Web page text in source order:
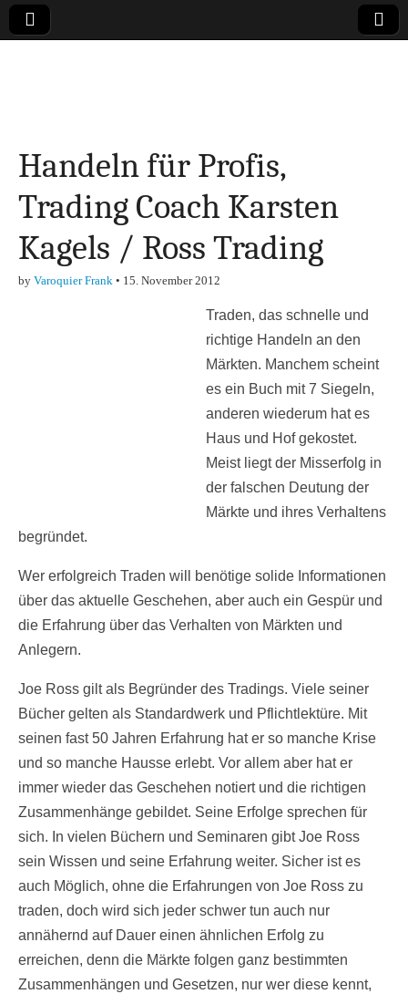
Finanzen,
Marketing-, Vertrieb-
& Investment-Tipps
Handeln für Profis,
Trading Coach Karsten
Kagels / Ross Trading
by Varoquier Frank • 15. November 2012
Traden, das schnelle und
richtige Handeln an den
Märkten. Manchem scheint
es ein Buch mit 7 Siegeln,
anderen wiederum hat es
Haus und Hof gekostet.
Meist liegt der Misserfolg in
der falschen Deutung der
Märkte und ihres Verhaltens
begründet.
Wer erfolgreich Traden will benötige solide Informationen
über das aktuelle Geschehen, aber auch ein Gespür und
die Erfahrung über das Verhalten von Märkten und
Anlegern.
Joe Ross gilt als Begründer des Tradings. Viele seiner
Bücher gelten als Standardwerk und Pflichtlektüre. Mit
seinen fast 50 Jahren Erfahrung hat er so manche Krise
und so manche Hausse erlebt. Vor allem aber hat er
immer wieder das Geschehen notiert und die richtigen
Zusammenhänge gebildet. Seine Erfolge sprechen für
sich. In vielen Büchern und Seminaren gibt Joe Ross
sein Wissen und seine Erfahrung weiter. Sicher ist es
auch Möglich, ohne die Erfahrungen von Joe Ross zu
traden, doch wird sich jeder schwer tun auch nur
annähernd auf Dauer einen ähnlichen Erfolg zu
erreichen, denn die Märkte folgen ganz bestimmten
Zusammenhängen und Gesetzen, nur wer diese kennt,